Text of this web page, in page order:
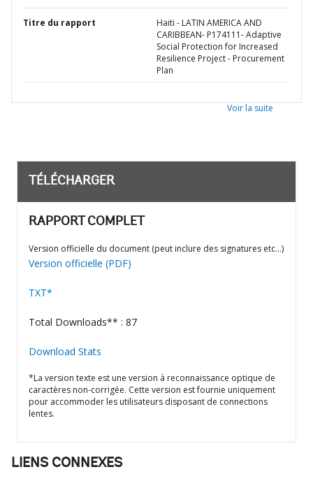
Titre du rapport
Haiti - LATIN AMERICA AND
CARIBBEAN- P174111- Adaptive
Social Protection for Increased
Resilience Project - Procurement
Plan
Voir la suite
TÉLÉCHARGER
RAPPORT COMPLET
Version officielle du document (peut inclure des signatures etc…)
Version officielle (PDF)
TXT*
Total Downloads** : 87
Download Stats
*La version texte est une version à reconnaissance optique de
caractères non-corrigée. Cette version est fournie uniquement
pour accommoder les utilisateurs disposant de connections
lentes.
LIENS CONNEXES